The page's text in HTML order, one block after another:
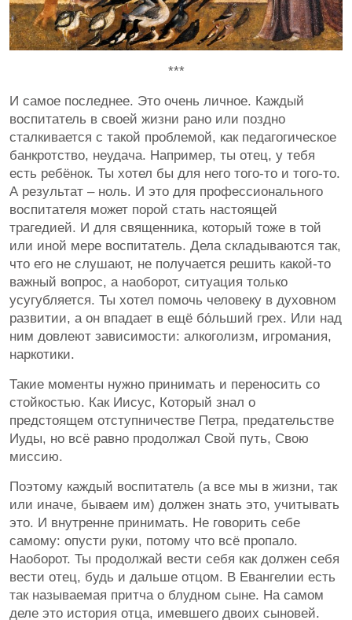
***
И самое последнее. Это очень личное. Каждый
воспитатель в своей жизни рано или поздно
сталкивается с такой проблемой, как педагогическое
банкротство, неудача. Например, ты отец, у тебя
есть ребёнок. Ты хотел бы для него того-то и того-то.
А результат – ноль. И это для профессионального
воспитателя может порой стать настоящей
трагедией. И для священника, который тоже в той
или иной мере воспитатель. Дела складываются так,
что его не слушают, не получается решить какой-то
важный вопрос, а наоборот, ситуация только
усугубляется. Ты хотел помочь человеку в духовном
развитии, а он впадает в ещё бо́льший грех. Или над
ним довлеют зависимости: алкоголизм, игромания,
наркотики.
Такие моменты нужно принимать и переносить со
стойкостью. Как Иисус, Который знал о
предстоящем отступничестве Петра, предательстве
Иуды, но всё равно продолжал Свой путь, Свою
миссию.
Поэтому каждый воспитатель (а все мы в жизни, так
или иначе, бываем им) должен знать это, учитывать
это. И внутренне принимать. Не говорить себе
самому: опусти руки, потому что всё пропало.
Наоборот. Ты продолжай вести себя как должен себя
вести отец, будь и дальше отцом. В Евангелии есть
так называемая притча о блудном сыне. На самом
деле это история отца, имевшего двоих сыновей.